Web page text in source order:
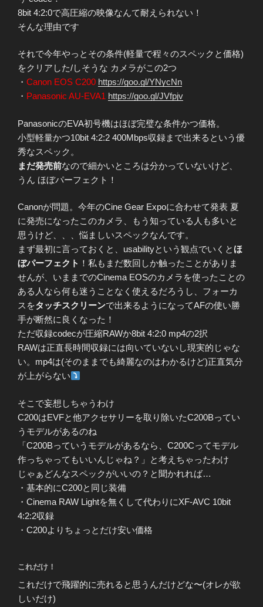
8bit 4:2:0で高圧縮の映像なんて耐えられない！
そんな理由です
それで今年やっとその条件(軽量で程々のスペックと価格)
をクリアした/しそうな カメラがこの2つ
・ Canon EOS C200 https://goo.gl/YNycNn
・ Panasonic AU-EVA1 https://goo.gl/JVfpjv
PanasonicのEVA初号機はほぼ完璧な条件かつ価格。
小型軽量かつ10bit 4:2:2 400Mbps収録まで出来るという優
秀なスペック。
まだ発売前なので細かいところは分かっていないけど、
うん ほぼパーフェクト！
Canonが問題。今年のCine Gear Expoに合わせて発表 夏
に発売になったこのカメラ、もう知っている人も多いと
思うけど、、、悩ましいスペックなんです。
まず最初に言っておくと、usabilityという観点でいくとほ
ぼパーフェクト ！私もまだ数回しか触ったことがありま
せんが、いままでのCinema EOSのカメラを使ったことの
ある人なら何も迷うことなく使えるだろうし、フォーカ
スをタッチスクリーンで出来るようになってAFの使い勝
手が断然に良くなった！
ただ収録codecが圧縮RAWか8bit 4:2:0 mp4の2択
RAWは正直長時間収録には向いていないし現実的じゃな
い。mp4は(そのままでも綺麗なのはわかるけど)正直気分
が上がらない
そこで妄想しちゃうわけ
C200はEVFと他アクセサリーを取り除いたC200Bってい
うモデルがあるのね
「C200Bっていうモデルがあるなら、C200Cってモデル
作っちゃってもいいんじゃね？」と考えちゃったわけ
じゃぁどんなスペックがいいの？と聞かれれば…
・基本的にC200と同じ装備
・Cinema RAW Lightを無くして代わりにXF-AVC 10bit
4:2:2収録
・C200よりちょっとだけ安い価格
これだけ！
これだけで飛躍的に売れると思うんだけどな〜(オレが欲
しいだけ)